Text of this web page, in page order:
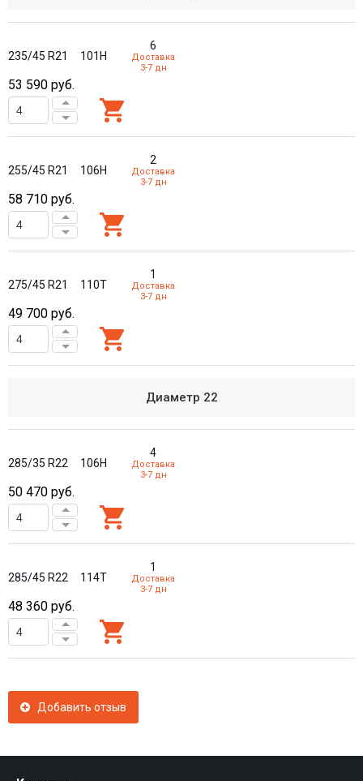
235/45 R21 101H
6
Доставка
3-7 дн
53 590 руб.
255/45 R21 106H
2
Доставка
3-7 дн
58 710 руб.
275/45 R21 110T
1
Доставка
3-7 дн
49 700 руб.
Диаметр 22
285/35 R22 106H
4
Доставка
3-7 дн
50 470 руб.
285/45 R22 114T
1
Доставка
3-7 дн
48 360 руб.
Добавить отзыв